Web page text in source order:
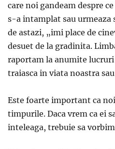
care noi gandeam despre
s-a intamplat sau urmeaza
de astazi, „imi place de
desuet de la gradinita.
raportam la anumite lucruri
traiasca in viata noastra
Este foarte important ca
timpurile. Daca vrem ca ei
inteleaga, trebuie sa